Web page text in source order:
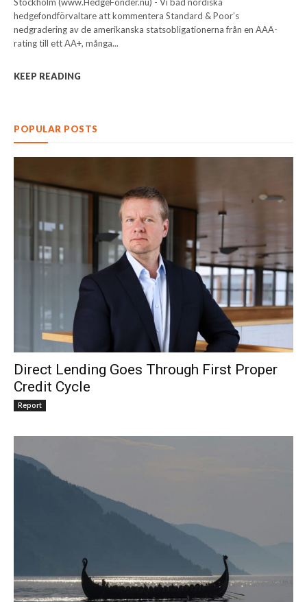
hedgefondförvaltare att kommentera Standard & Poor’s
nedgradering av de amerikanska statsobligationerna från en AAA-
rating till ett AA+, många...
KEEP READING
POPULAR POSTS
Direct Lending Goes Through First Proper
Credit Cycle
Report